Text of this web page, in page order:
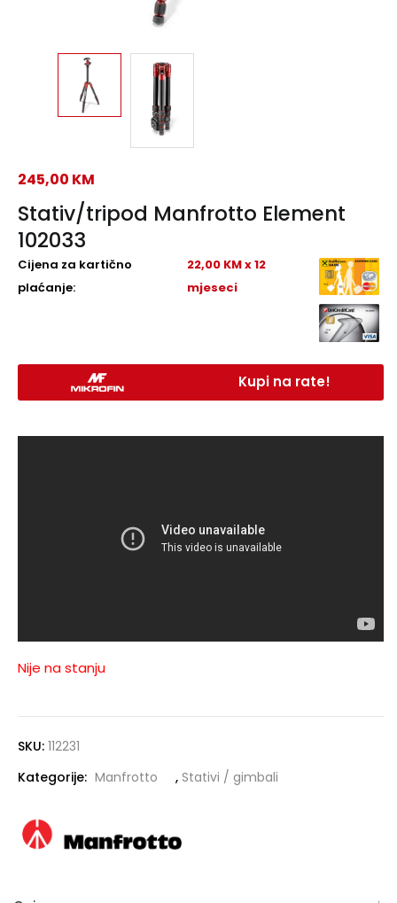
Stativ/tripod Manfrotto Element
102033
245,00 KM
Cijena za kartično
plaćanje:
22,00 KM x 12
mjeseci
Kupi na rate!
Nije na stanju
SKU: 112231
Kategorije: Manfrotto , Stativi / gimbali